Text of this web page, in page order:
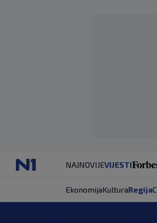
NAJNOVIJEVIJESTI
EkonomijaKulturaRegija